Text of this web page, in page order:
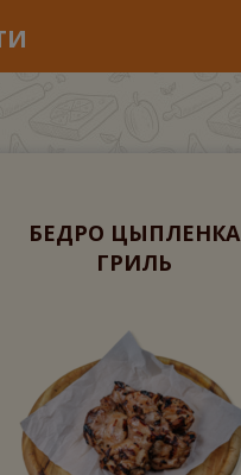
БЕДРО ЦЫПЛЕНКА
ГРИЛЬ